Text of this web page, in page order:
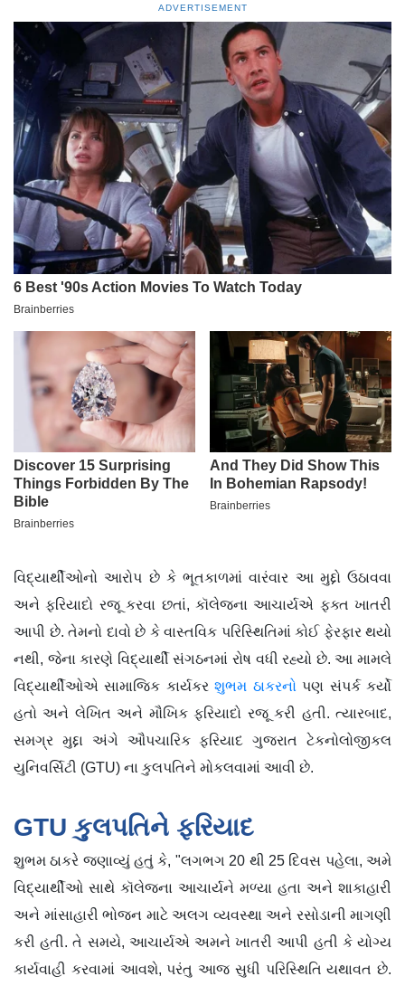
ADVERTISEMENT
વિદ્યાર્થીઓનો આરોપ છે કે ભૂતકાળમાં વારંવાર આ મુદ્દો ઉઠાવવા
અને ફરિયાદો રજૂ કરવા છતાં, કૉલેજના આચાર્યએ ફક્ત ખાતરી
આપી છે. તેમનો દાવો છે કે વાસ્તવિક પરિસ્થિતિમાં કોઈ ફેરફાર થયો
નથી, જેના કારણે વિદ્યાર્થી સંગઠનમાં રોષ વધી રહ્યો છે. આ મામલે
વિદ્યાર્થીઓએ સામાજિક કાર્યકરશુભમ ઠાકરનોપણ સંપર્ક કર્યો
હતો અને લેખિત અને મૌખિક ફરિયાદો રજૂ કરી હતી. ત્યારબાદ,
સમગ્ર મુદ્દા અંગે ઔપચારિક ફરિયાદ ગુજરાત ટેકનોલોજીકલ
યુનિવર્સિટી (GTU) ના કુલપતિને મોકલવામાં આવી છે.
GTU કુલપતિને ફરિયાદ
શુભમ ઠાકરે જણાવ્યું હતું કે, "લગભગ 20 થી 25 દિવસ પહેલા, અમે
વિદ્યાર્થીઓ સાથે કૉલેજના આચાર્યને મળ્યા હતા અને શાકાહારી
અને માંસાહારી ભોજન માટે અલગ વ્યવસ્થા અને રસોડાની માગણી
કરી હતી. તે સમયે, આચાર્યએ અમને ખાતરી આપી હતી કે યોગ્ય
કાર્યવાહી કરવામાં આવશે, પરંતુ આજ સુધી પરિસ્થિતિ યથાવત છે.